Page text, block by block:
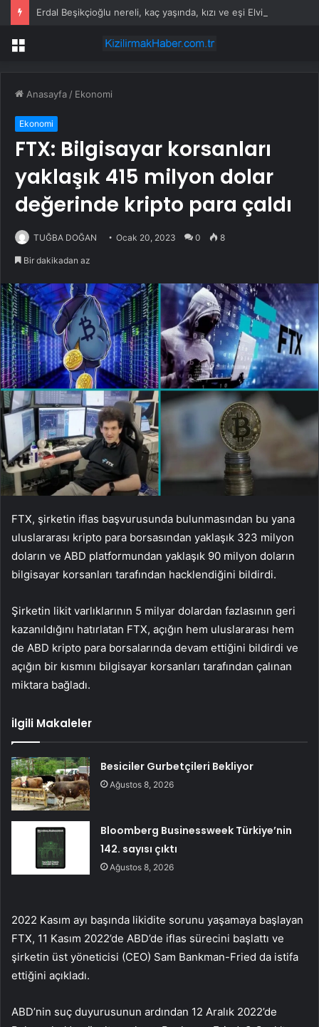
Menü
Anasayfa / Ekonomi
Ekonomi
FTX: Bilgisayar korsanları
yaklaşık 415 milyon dolar
değerinde kripto para çaldı
TUĞBA DOĞAN Ocak 20, 2023 0 8
Bir dakikadan az
FTX, şirketin iflas başvurusunda bulunmasından bu yana
uluslararası kripto para borsasından yaklaşık 323 milyon
doların ve ABD platformundan yaklaşık 90 milyon doların
bilgisayar korsanları tarafından hacklendiğini bildirdi.
Şirketin likit varlıklarının 5 milyar dolardan fazlasının geri
kazanıldığını hatırlatan FTX, açığın hem uluslararası hem
de ABD kripto para borsalarında devam ettiğini bildirdi ve
açığın bir kısmını bilgisayar korsanları tarafından çalınan
miktara bağladı.
İlgili Makaleler
Besiciler Gurbetçileri Bekliyor
Ağustos 8, 2026
Bloomberg Businessweek Türkiye’nin
142. sayısı çıktı
Ağustos 8, 2026
2022 Kasım ayı başında likidite sorunu yaşamaya başlayan
FTX, 11 Kasım 2022’de ABD’de iflas sürecini başlattı ve
şirketin üst yöneticisi (CEO) Sam Bankman-Fried da istifa
ettiğini açıkladı.
ABD’nin suç duyurusunun ardından 12 Aralık 2022’de